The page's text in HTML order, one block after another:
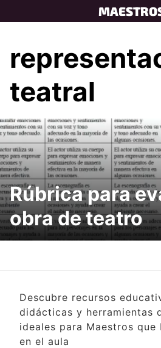
to
teatral
Rúbrica para
obra de teatro
Descubre recursos
didácticas y herramientas
ideales para Maestros que
en el aula